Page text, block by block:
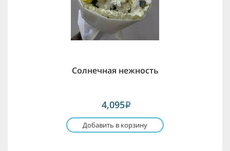
Солнечная нежность
4,095i
Добавить в корзину